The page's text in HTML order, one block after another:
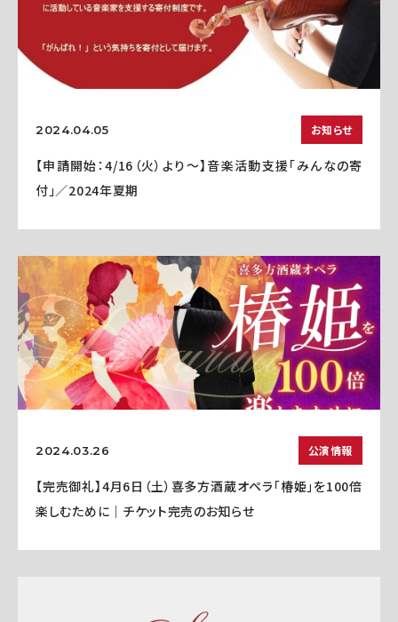
2024.04.05 お知らせ
【申請開始：4/16（火）より～】音楽活動支援「みんなの寄
付」／2024年夏期
2024.03.26 公演情報
【完売御礼】4月6日（土）喜多方酒蔵オペラ「椿姫」を100倍
楽しむために｜チケット完売のお知らせ